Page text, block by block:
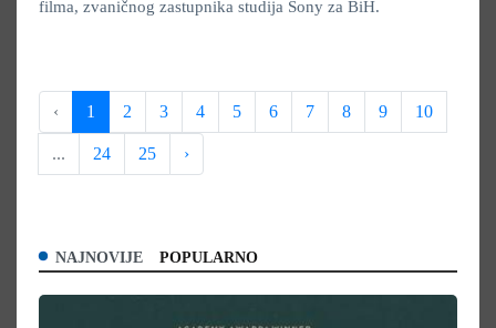
filma, zvaničnog zastupnika studija Sony za BiH.
‹ 1 2 3 4 5 6 7 8 9 10
... 24 25 ›
NAJNOVIJE POPULARNO